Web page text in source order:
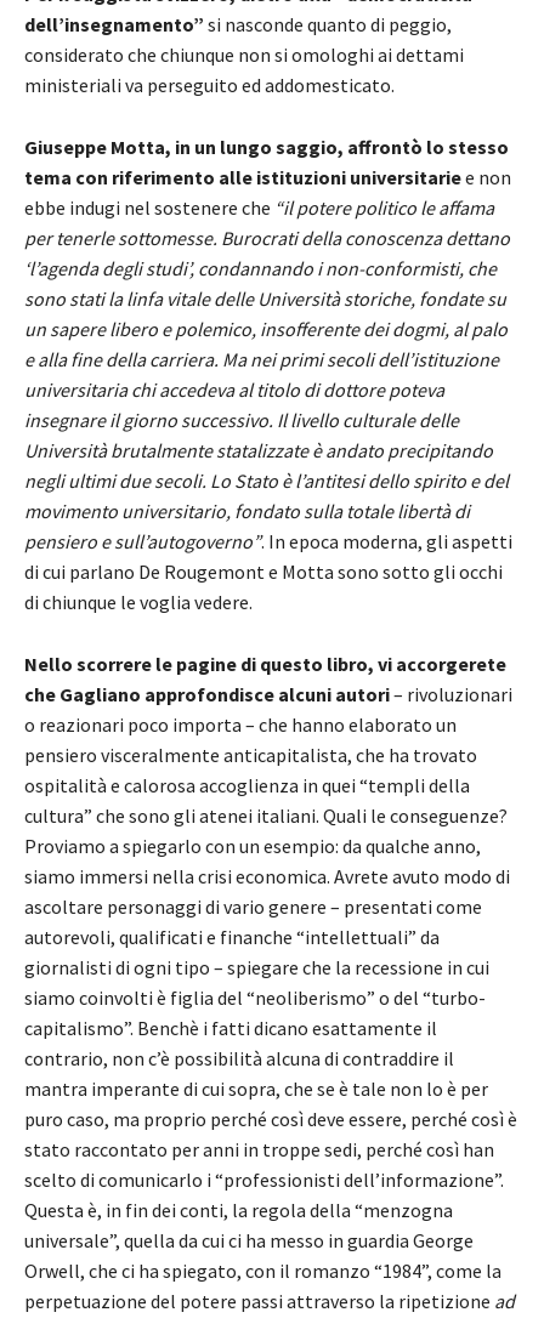
dell’insegnamento” si nasconde quanto di peggio,
considerato che chiunque non si omologhi ai dettami
ministeriali va perseguito ed addomesticato.
Giuseppe Motta, in un lungo saggio, affrontò lo stesso
tema con riferimento alle istituzioni universitariee non
ebbe indugi nel sostenere che “il potere politico le affama
per tenerle sottomesse. Burocrati della conoscenza dettano
‘l’agenda degli studi’, condannando i non-conformisti, che
sono stati la linfa vitale delle Università storiche, fondate su
un sapere libero e polemico, insofferente dei dogmi, al palo
e alla fine della carriera. Ma nei primi secoli dell’istituzione
universitaria chi accedeva al titolo di dottore poteva
insegnare il giorno successivo. Il livello culturale delle
Università brutalmente statalizzate è andato precipitando
negli ultimi due secoli. Lo Stato è l’antitesi dello spirito e del
movimento universitario, fondato sulla totale libertà di
pensiero e sull’autogoverno”. In epoca moderna, gli aspetti
di cui parlano De Rougemont e Motta sono sotto gli occhi
di chiunque le voglia vedere.
Nello scorrere le pagine di questo libro, vi accorgerete
che Gagliano approfondisce alcuni autori– rivoluzionari
o reazionari poco importa – che hanno elaborato un
pensiero visceralmente anticapitalista, che ha trovato
ospitalità e calorosa accoglienza in quei “templi della
cultura” che sono gli atenei italiani. Quali le conseguenze?
Proviamo a spiegarlo con un esempio: da qualche anno,
siamo immersi nella crisi economica. Avrete avuto modo di
ascoltare personaggi di vario genere – presentati come
autorevoli, qualificati e finanche “intellettuali” da
giornalisti di ogni tipo – spiegare che la recessione in cui
siamo coinvolti è figlia del “neoliberismo” o del “turbo-
capitalismo”. Benchè i fatti dicano esattamente il
contrario, non c’è possibilità alcuna di contraddire il
mantra imperante di cui sopra, che se è tale non lo è per
puro caso, ma proprio perché così deve essere, perché così è
stato raccontato per anni in troppe sedi, perché così han
scelto di comunicarlo i “professionisti dell’informazione”.
Questa è, in fin dei conti, la regola della “menzogna
universale”, quella da cui ci ha messo in guardia George
Orwell, che ci ha spiegato, con il romanzo “1984”, come la
perpetuazione del potere passi attraverso la ripetizione ad